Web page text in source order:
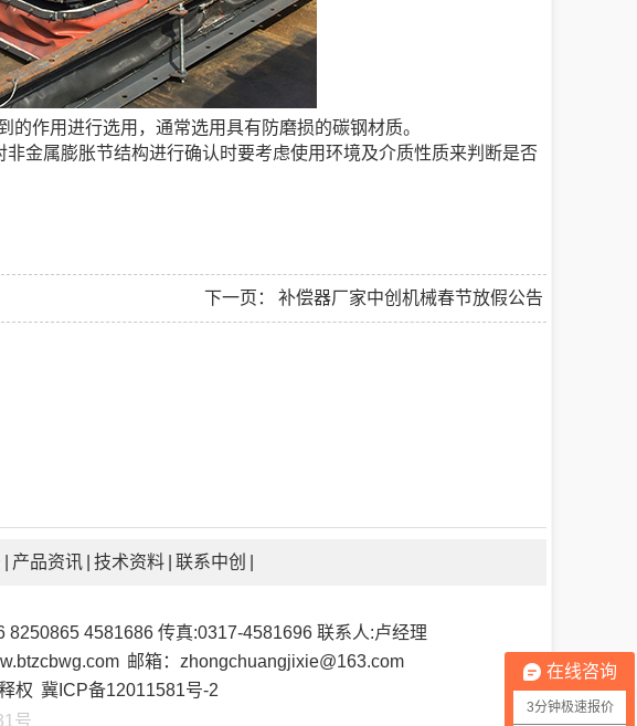
的作用进行选用，通常选用具有防磨损的碳钢材质。
金属膨胀节结构进行确认时要考虑使用环境及介质性质来判断是否
下一页： 补偿器厂家中创机械春节放假公告
产品资讯 技术资料 联系中创
4581686 传真:0317-4581696 联系人:卢经理
邮箱：zhongchuangjixie@163.com
权 冀ICP备12011581号-2
号
在线咨询
3分钟极速报价